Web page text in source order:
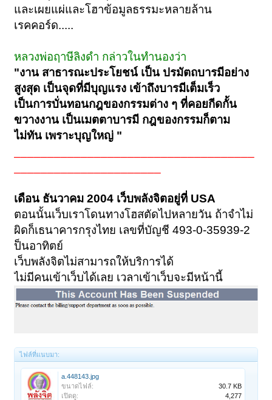
และเผยแผ่และโฮาข้อมูลธรรมะหลายล้าน
เรคคอร์ด.....
หลวงพ่อฤาษีลิงดำ กล่าวในทำนองว่า
"งาน สาธารณะประโยชน์ เป็น ปรมัตถบารมีอย่าง
สูงสุด เป็นจุดที่มีบุญแรง เข้าถึงบารมีเต็มเร็ว
เป็นการบั่นทอนกฎของกรรมต่าง ๆ ที่คอยกีดกั้น
ขวางงาน เป็นเมตตาบารมี กฎของกรรมก็ตาม
ไม่ทัน เพราะบุญใหญ่ "
เดือน ธันวาคม 2004 เว็บพลังจิตอยู่ที่ USA
ตอนนั้นเว็บเราโดนทางโฮสตัดไปหลายวัน ถ้าจำไม่
ผิดก็เธนาคารกรุงไทย เลขที่บัญชี 493-0-35939-2
ป็นอาทิตย์
เว็บพลังจิตไม่สามารถให้บริการได้
ไม่มีคนเข้าเว็บได้เลย เวลาเข้าเว็บจะมีหน้านี้
ไฟล์ที่แนบมา:
a.448143.jpg
ขนาดไฟล์:
30.7 KB
เปิดดู:
4,277